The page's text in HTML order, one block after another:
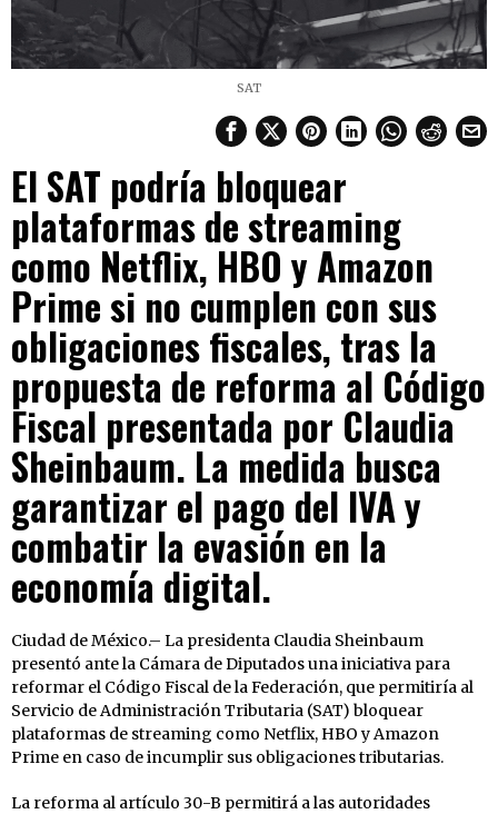
SAT
El SAT podría bloquear
plataformas de streaming
como Netflix, HBO y Amazon
Prime si no cumplen con sus
obligaciones fiscales, tras la
propuesta de reforma al Código
Fiscal presentada por Claudia
Sheinbaum. La medida busca
garantizar el pago del IVA y
combatir la evasión en la
economía digital.
Ciudad de México.– La presidenta Claudia Sheinbaum
presentó ante la Cámara de Diputados una iniciativa para
reformar el Código Fiscal de la Federación, que permitiría al
Servicio de Administración Tributaria (SAT) bloquear
plataformas de streaming como Netflix, HBO y Amazon
Prime en caso de incumplir sus obligaciones tributarias.
La reforma al artículo 30-B permitirá a las autoridades